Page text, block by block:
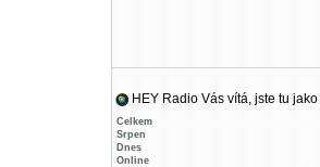
HEY Radio Vás vítá, jste tu jako
Celkem
Srpen
Dnes
Online